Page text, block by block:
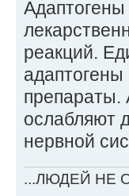
реакций.
препараты.
ослабляют
нервной
...ЛЮДЕЙ НЕ